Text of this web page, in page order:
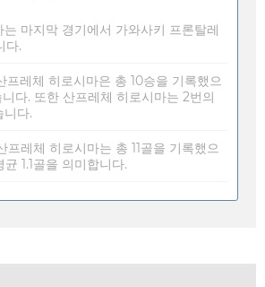
마지막 경기에서 가와사키 프론탈레
다.
프레체 히로시마은 총 10승을 기록했으
다. 또한 산프레체 히로시마는 2번의
니다.
프레체 히로시마는 총 11골을 기록했으
1.1골을 의미합니다.